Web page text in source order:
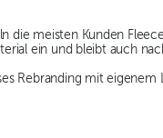
die meisten Kunden
ein und bleibt auch
Rebranding mit eigenem